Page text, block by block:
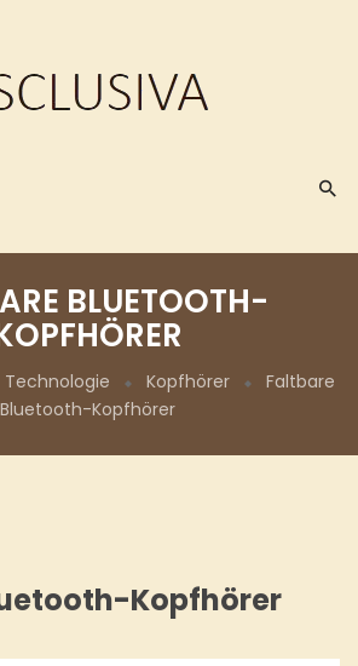
BLUETOOTH-
Technologie Kopfhörer
Faltbare
Bluetooth-Kopfhörer
Kopfhörer